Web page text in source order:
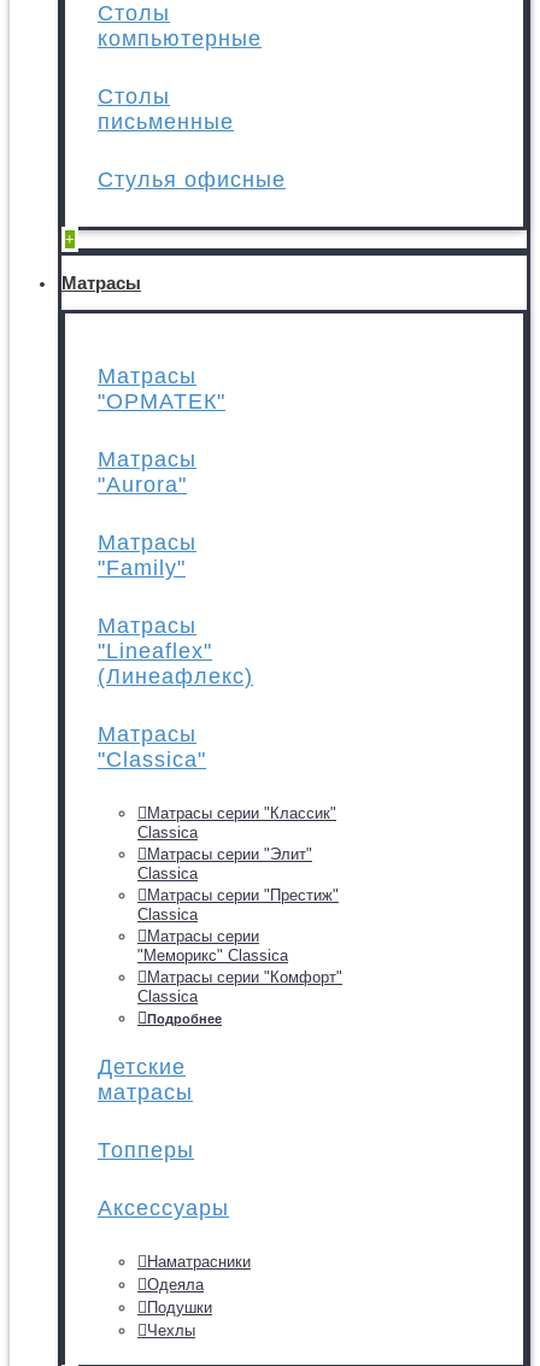
Столы
компьютерные
Столы
письменные
Стулья офисные
+
Матрасы
Матрасы
"ОРМАТЕК"
Матрасы
"Aurora"
Матрасы
"Family"
Матрасы
"Lineaflex"
(Линеафлекс)
Матрасы
"Classica"
Матрасы серии "Классик"
Classica
Матрасы серии "Элит"
Classica
Матрасы серии "Престиж"
Classica
Матрасы серии
"Меморикс" Classica
Матрасы серии "Комфорт"
Classica
Подробнее
Детские
матрасы
Топперы
Аксессуары
Наматрасники
Одеяла
Подушки
Чехлы